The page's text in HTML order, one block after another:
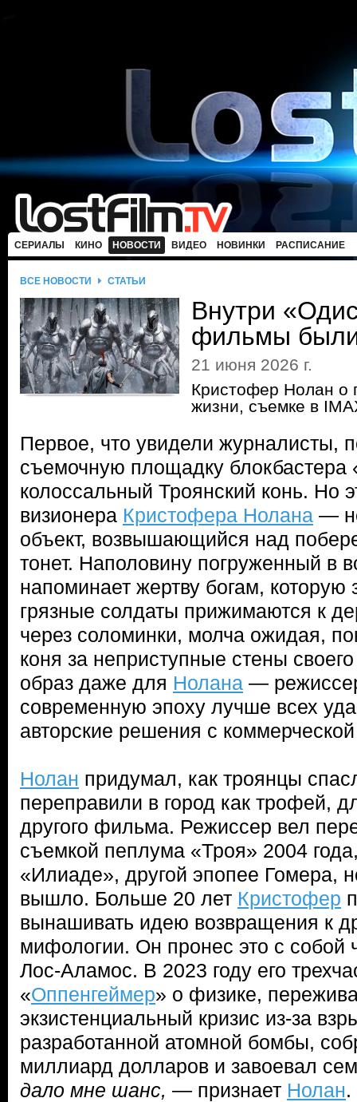
СЕРИАЛЫ КИНО НОВОСТИ ВИДЕО НОВИНКИ РАСПИСАНИЕ
ВСЕ НОВОСТИ СТАТЬИ
Внутри
фильмы
21 июня 2026 г.
Кристофер Нолан о
жизни, съемке в
Первое, что увидели журналисты,
съемочную площадку блокбастера
колоссальный Троянский конь. Но
визионера Кристофера Нолана —
объект, возвышающийся над
тонет. Наполовину погруженный в
напоминает жертву богам, которую
грязные солдаты прижимаются к
через соломинки, молча ожидая,
коня за неприступные стены
образ даже для Нолана —
современную эпоху лучше всех
авторские решения с
Нолан придумал, как троянцы
переправили в город как трофей,
другого фильма. Режиссер вел
съемкой пеплума «Троя» 2004
«Илиаде», другой эпопее Гомера,
вышло. Больше 20 лет Кристофер
вынашивать идею возвращения к
мифологии. Он пронес это с собой
Лос-Аламос. В 2023 году его
«Оппенгеймер» о физике,
экзистенциальный кризис из-за
разработанной атомной бомбы,
миллиард долларов и завоевал
дало мне шанс, — признает Нолан